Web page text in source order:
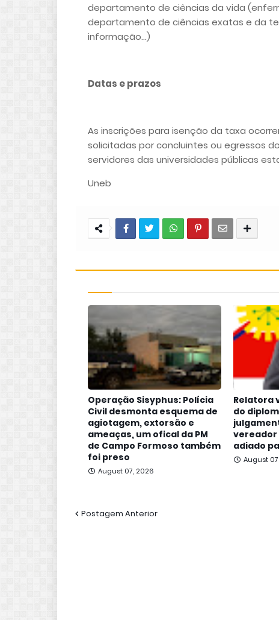
departamento de ciências da vida
departamento de ciências exatas e da
informação…)
Datas e prazos
As inscrições para isenção da taxa
solicitadas por concluintes ou egressos
servidores das universidades públicas
Uneb
Operação Sisyphus: Polícia
Civil desmonta esquema de
agiotagem, extorsão e
ameaças, um ofical da PM
de Campo Formoso também
foi preso
August 07, 2026
Relatora
do
vereador
adiado
August
Postagem Anterior